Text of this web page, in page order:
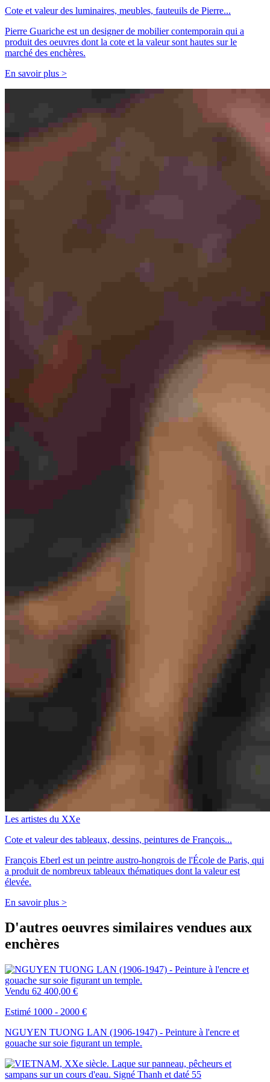
Cote et valeur des luminaires, meubles, fauteuils de Pierre...
Pierre Guariche est un designer de mobilier contemporain qui a
produit des oeuvres dont la cote et la valeur sont hautes sur le
marché des enchères.
En savoir plus >
Les artistes du XXe
Cote et valeur des tableaux, dessins, peintures de François...
François Eberl est un peintre austro-hongrois de l'École de Paris, qui
a produit de nombreux tableaux thématiques dont la valeur est
élevée.
En savoir plus >
D'autres oeuvres similaires vendues aux
enchères
Vendu 62 400,00 €
Estimé 1000 - 2000 €
NGUYEN TUONG LAN (1906-1947) - Peinture à l'encre et
gouache sur soie figurant un temple.